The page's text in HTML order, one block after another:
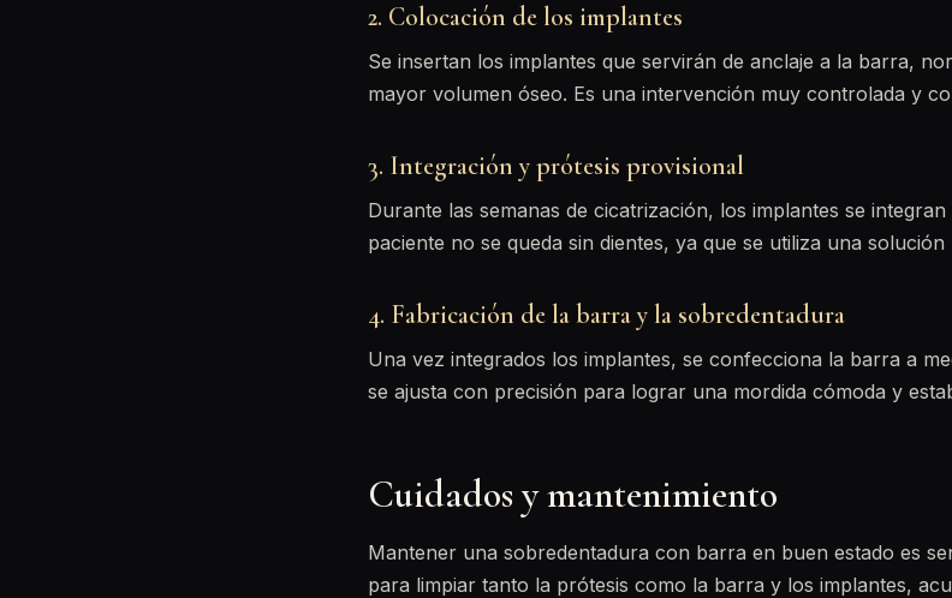
2. Colocación de los implantes
Se insertan los implantes que servirán de anclaje a la barra,
mayor volumen óseo. Es una intervención muy controlada y
3. Integración y prótesis provisional
Durante las semanas de cicatrización, los implantes se
paciente no se queda sin dientes, ya que se utiliza una solución
4. Fabricación de la barra y la sobredentadura
Una vez integrados los implantes, se confecciona la barra a
se ajusta con precisión para lograr una mordida cómoda y
Cuidados y mantenimiento
Mantener una sobredentadura con barra en buen estado es
para limpiar tanto la prótesis como la barra y los implantes,